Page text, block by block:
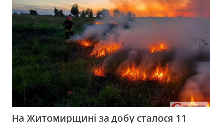
На Житомирщині за добу сталося 11